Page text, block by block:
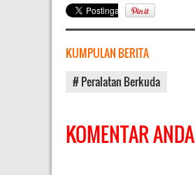
KUMPULAN BERITA
# Peralatan Berkuda
KOMENTAR ANDA